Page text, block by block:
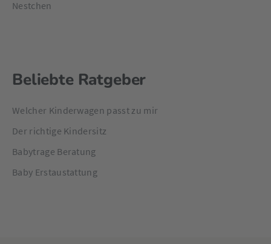
Nestchen
Beliebte Ratgeber
Welcher Kinderwagen passt zu mir
Der richtige Kindersitz
Babytrage Beratung
Baby Erstaustattung